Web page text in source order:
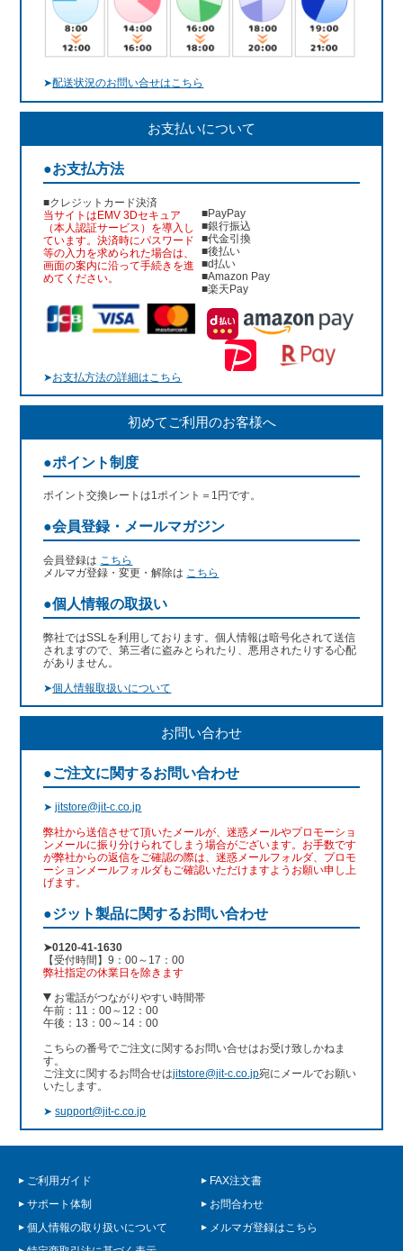
➤配送状況のお問い合せはこちら
お支払いについて
●お支払方法
■クレジットカード決済
当サイトはEMV 3Dセキュア
（本人認証サービス）を導入し
ています。決済時にパスワード
等の入力を求められた場合は、
画面の案内に沿って手続きを進
めてください。
■PayPay
■銀行振込
■代金引換
■後払い
■d払い
■Amazon Pay
■楽天Pay
➤お支払方法の詳細はこちら
初めてご利用のお客様へ
●ポイント制度
ポイント交換レートは1ポイント＝1円です。
●会員登録・メールマガジン
会員登録は こちら
メルマガ登録・変更・解除は こちら
●個人情報の取扱い
弊社ではSSLを利用しております。個人情報は暗号化されて送信
されますので、第三者に盗みとられたり、悪用されたりする心配
がありません。
➤個人情報取扱いについて
お問い合わせ
●ご注文に関するお問い合わせ
➤jitstore@jit-c.co.jp
弊社から送信させて頂いたメールが、迷惑メールやプロモーショ
ンメールに振り分けられてしまう場合がございます。お手数です
が弊社からの返信をご確認の際は、迷惑メールフォルダ、プロモ
ーションメールフォルダもご確認いただけますようお願い申し上
げます。
●ジット製品に関するお問い合わせ
➤0120-41-1630
【受付時間】9：00～17：00
弊社指定の休業日を除きます
お電話がつながりやすい時間帯
午前：11：00～12：00
午後：13：00～14：00
こちらの番号でご注文に関するお問い合せはお受け致しかねま
す。
ご注文に関するお問合せはjitstore@jit-c.co.jp宛にメールでお願い
いたします。
➤support@jit-c.co.jp
ご利用ガイド
FAX注文書
サポート体制
お問合わせ
個人情報の取り扱いについて
メルマガ登録はこちら